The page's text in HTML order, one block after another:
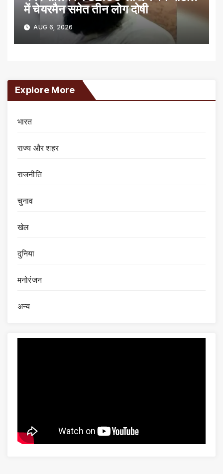
में चेयरमैन समेत तीन लोग दोषी
AUG 6, 2026
Explore More
भारत
राज्य और शहर
राजनीति
चुनाव
खेल
दुनिया
मनोरंजन
अन्य